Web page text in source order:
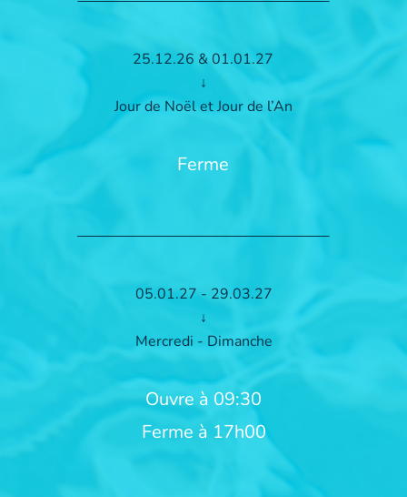
25.12.26 & 01.01.27
↓
Jour de Noël et Jour de l’An
Ferme
05.01.27 - 29.03.27
↓
Mercredi - Dimanche
Ouvre à 09:30
Ferme à 17h00